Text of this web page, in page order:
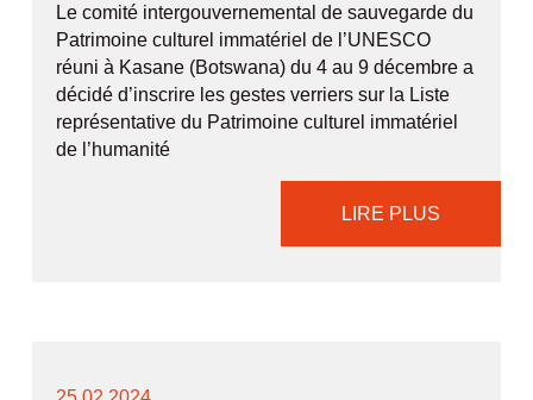
Le comité intergouvernemental de sauvegarde du
Patrimoine culturel immatériel de l’UNESCO
réuni à Kasane (Botswana) du 4 au 9 décembre a
décidé d’inscrire les gestes verriers sur la Liste
représentative du Patrimoine culturel immatériel
de l’humanité
LIRE PLUS